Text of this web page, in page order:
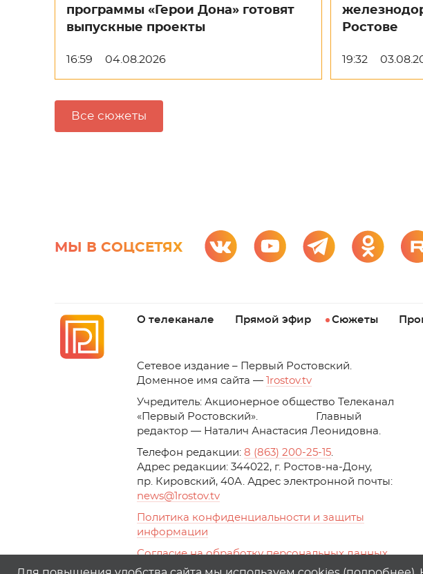
программы «Герои Дона» готовят
выпускные проекты
16:59 04.08.2026
Ростове
19:32
Все сюжеты
МЫ В СОЦСЕТЯХ
О телеканале Прямой эфир Сюжеты
Cетевое издание – Первый Ростовский.
Доменное имя сайта —
1rostov.tv
Учредитель: Акционерное общество Телеканал
«Первый Ростовский». Главный
редактор — Наталич Анастасия Леонидовна.
Телефон редакции: 8 (863) 200-25-15.
Адрес редакции: 344022, г. Ростов-на-Дону,
пр. Кировский, 40А. Адрес электронной почты:
news@1rostov.tv
Политика конфиденциальности и защиты
информации
Согласие на обработку персональных данных
с помощью сервисов Yandex.Metrika, top.mail.ru